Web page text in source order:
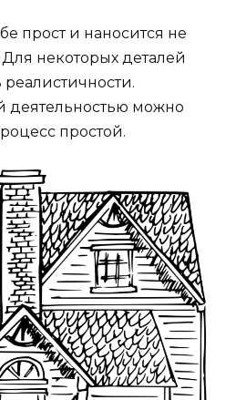
прост и наносится не
некоторых деталей
деятельностью можно
простой.